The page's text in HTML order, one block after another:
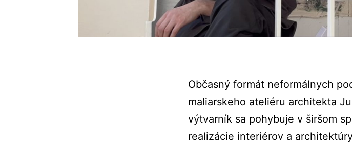
Občasný formát neformálnych
maliarskeho ateliéru architekta
výtvarník sa pohybuje v širšom
realizácie interiérov a